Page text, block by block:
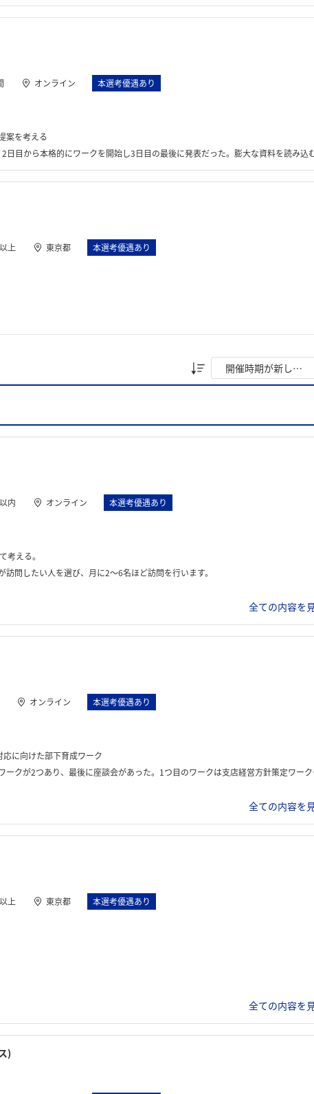
オンライン 本選考優遇あり
案を考える
を開始し3日目の最後に発表だった。膨大な資料を読み込む必要があったが、メンターがついてサポートしてくれた
上 東京都 本選考優遇あり
内 オンライン 本選考優遇あり
考える。
問したい人を選び、月に2～6名ほど訪問を行います。
全ての内容を
オンライン 本選考優遇あり
に向けた部下育成ワーク
｣と｢守り｣を両立し、客に選ばれる地域ナンバーワン支店になるための方針を策定する。2つ目は部下育成に関するワークだ。部下がミスする場面を想定し、そのときに支店長がとるべきベストな教育方法を議論する。
全ての内容を
上 東京都 本選考優遇あり
全ての内容を
)